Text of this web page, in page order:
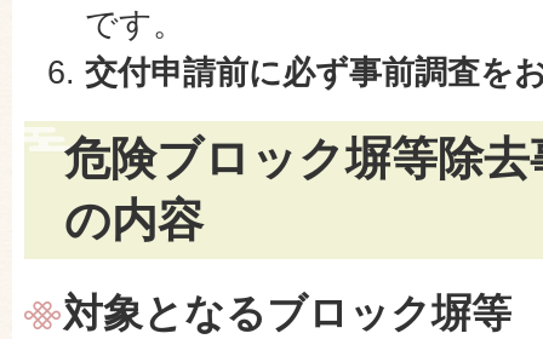
です。
交付申請前に必ず事前調査を
危険ブロック塀等除
の内容
対象となるブロック塀等